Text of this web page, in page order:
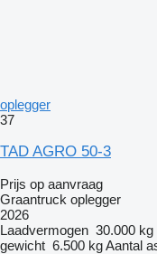
oplegger
37
TAD AGRO 50-3
Prijs op aanvraag
Graantruck oplegger
2026
Laadvermogen 30.000 kg
gewicht 6.500 kgAantal